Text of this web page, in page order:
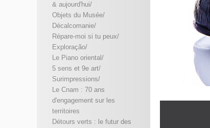
& aujourd'hui/
Objets du Musée/
Décalcomanie/
Répare-moi si tu peux/
Exploração/
Le Piano oriental/
5 sens et 9e art/
Surimpressions/
Le Cnam : 70 ans
d'engagement sur les
territoires
Détours verts : le futur des